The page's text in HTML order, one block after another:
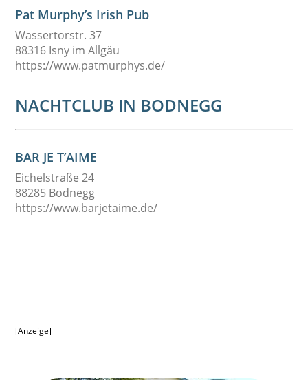
Pat Murphy’s Irish Pub
Wassertorstr. 37
88316 Isny im Allgäu
https://www.patmurphys.de/
NACHTCLUB IN BODNEGG
BAR JE T’AIME
Eichelstraße 24
88285 Bodnegg
https://www.barjetaime.de/
[Anzeige]